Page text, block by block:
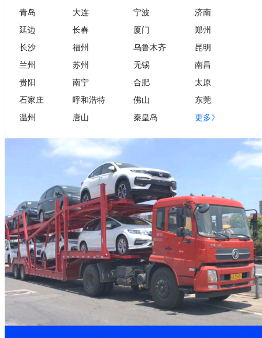
青岛
大连 宁波
济南
延边
长春 厦门
郑州
长沙
福州 乌鲁木齐
昆明
兰州
苏州 无锡
南昌
贵阳
南宁 合肥
太原
石家庄
呼和浩特 佛山
东莞
温州
唐山 秦皇岛 更多》